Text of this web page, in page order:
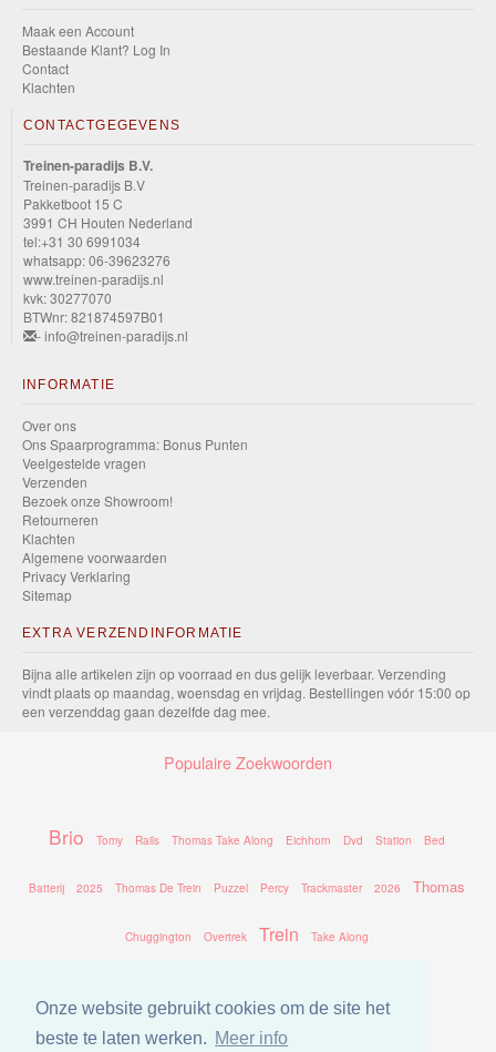
Onze website gebruikt cookies om de site het
beste te laten werken. Meer info
Maak een Account
Bestaande Klant? Log In
Contact
Klachten
CONTACTGEGEVENS
Treinen-paradijs B.V.
Treinen-paradijs B.V
Pakketboot 15 C
3991 CH Houten Nederland
tel:+31 30 6991034
whatsapp: 06-39623276
www.treinen-paradijs.nl
kvk: 30277070
BTWnr: 821874597B01
- info@treinen-paradijs.nl
INFORMATIE
Over ons
Ons Spaarprogramma: Bonus Punten
Veelgestelde vragen
Verzenden
Bezoek onze Showroom!
Retourneren
Klachten
Algemene voorwaarden
Privacy Verklaring
Sitemap
EXTRA VERZENDINFORMATIE
Bijna alle artikelen zijn op voorraad en dus gelijk leverbaar. Verzending
vindt plaats op maandag, woensdag en vrijdag. Bestellingen vóór 15:00 op
een verzenddag gaan dezelfde dag mee.
Populaire Zoekwoorden
Brio Tomy Rails Thomas Take Along Eichhorn Dvd Station Bed
Batterij 2025 Thomas De Trein Puzzel Percy Trackmaster 2026 Thomas
Chuggington Overtrek Trein Take Along